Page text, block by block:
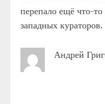
перепало ещё что-
западных
Андрей